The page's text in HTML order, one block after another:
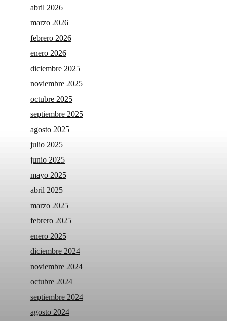
abril 2026
marzo 2026
febrero 2026
enero 2026
diciembre 2025
noviembre 2025
octubre 2025
septiembre 2025
agosto 2025
julio 2025
junio 2025
mayo 2025
abril 2025
marzo 2025
febrero 2025
enero 2025
diciembre 2024
noviembre 2024
octubre 2024
septiembre 2024
agosto 2024